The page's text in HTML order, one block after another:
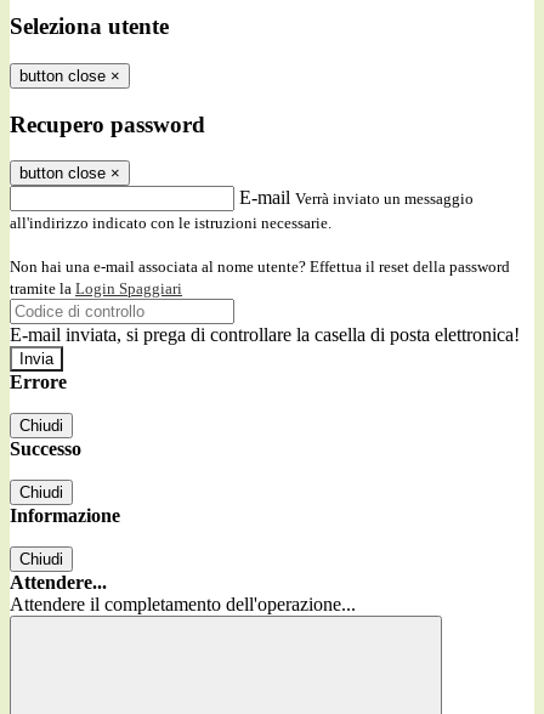
Seleziona utente
button close ×
Recupero password
button close ×
E-mail Verrà inviato un messaggio
all'indirizzo indicato con le istruzioni necessarie.
Non hai una e-mail associata al nome utente? Effettua il reset della password
tramite la Login Spaggiari
E-mail inviata, si prega di controllare la casella di posta elettronica!
Errore
Chiudi
Successo
Chiudi
Informazione
Chiudi
Attendere...
Attendere il completamento dell'operazione...